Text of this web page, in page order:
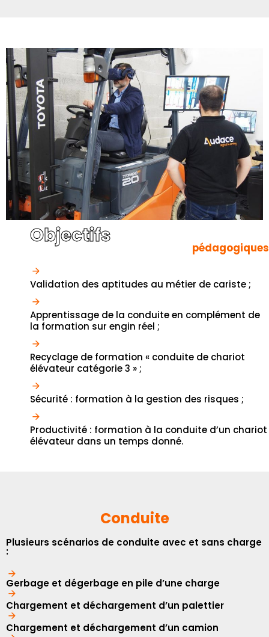
Objectifs
pédagogiques
Validation des aptitudes au métier de cariste ;
Apprentissage de la conduite en complément de
la formation sur engin réel ;
Recyclage de formation « conduite de chariot
élévateur catégorie 3 » ;
Sécurité : formation à la gestion des risques ;
Productivité : formation à la conduite d’un chariot
élévateur dans un temps donné.
Conduite
Plusieurs scénarios de conduite avec et sans charge
:
Gerbage et dégerbage en pile d’une charge
Chargement et déchargement d’un palettier
Chargement et déchargement d’un camion